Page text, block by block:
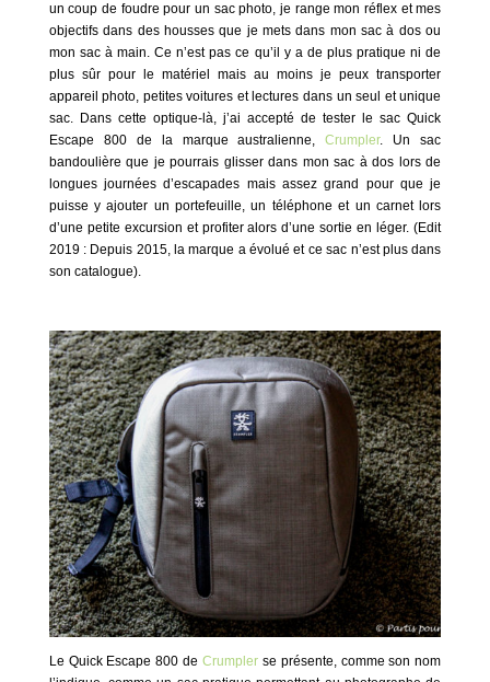
un coup de foudre pour un sac photo, je range mon réflex et mes
objectifs dans des housses que je mets dans mon sac à dos ou
mon sac à main. Ce n’est pas ce qu’il y a de plus pratique ni de
plus sûr pour le matériel mais au moins je peux transporter
appareil photo, petites voitures et lectures dans un seul et unique
sac. Dans cette optique-là, j’ai accepté de tester le sac Quick
Escape 800de la marque australienne,Crumpler. Un sac
bandoulière que je pourrais glisser dans mon sac à dos lors de
longues journées d’escapades mais assez grand pour que je
puisse y ajouter un portefeuille, un téléphone et un carnet lors
d’une petite excursion et profiter alors d’une sortie en léger. (Edit
2019 : Depuis 2015, la marque a évolué et ce sac n’est plus dans
son catalogue).
Le Quick Escape 800 de Crumpler se présente, comme son nom